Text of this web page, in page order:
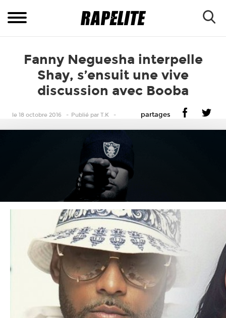
Fanny Neguesha interpelle
Shay, s’ensuit une vive
discussion avec Booba
le 18 octobre 2016 Publié par T.K partages